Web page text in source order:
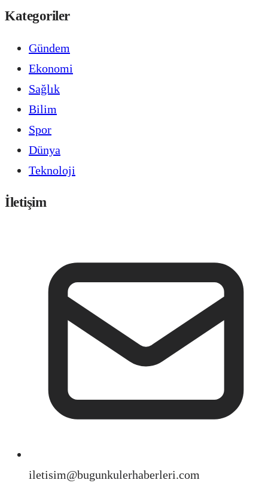
Kategoriler
Gündem
Ekonomi
Sağlık
Bilim
Spor
Dünya
Teknoloji
İletişim
iletisim@bugunkulerhaberleri.com